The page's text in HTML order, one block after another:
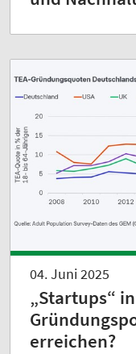
04. Juni 2025
„Startups“
erreichen?